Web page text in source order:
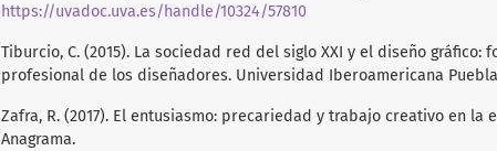
https://uvadoc.uva.es/handle/10324/57810
Tiburcio, C. (2015). La sociedad red del siglo XXI y el diseño gráfico:
profesional de los diseñadores. Universidad Iberoamericana
Zafra, R. (2017). El entusiasmo: precariedad y trabajo creativo en la
Anagrama.